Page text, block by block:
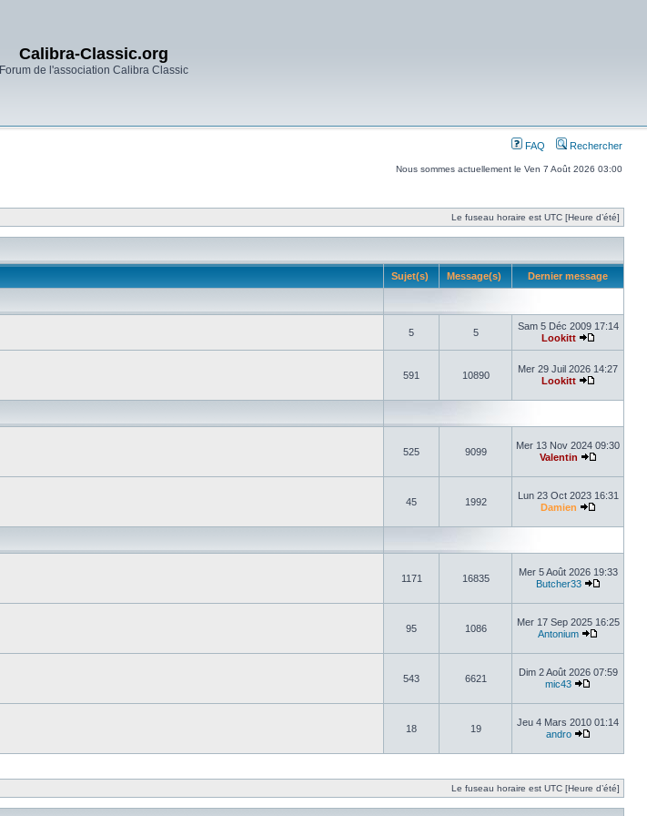
Calibra-Classic.org
Forum de l'association Calibra Classic
FAQ Rechercher
Nous sommes actuellement le Ven 7 Août 2026 03:00
Le fuseau horaire est UTC [Heure d’été]
Sujet(s) Message(s) Dernier message
5 5
Sam 5 Déc 2009 17:14
Lookitt
591 10890
Mer 29 Juil 2026 14:27
Lookitt
525 9099
Mer 13 Nov 2024 09:30
Valentin
45 1992
Lun 23 Oct 2023 16:31
Damien
1171 16835
Mer 5 Août 2026 19:33
Butcher33
95 1086
Mer 17 Sep 2025 16:25
Antonium
543 6621
Dim 2 Août 2026 07:59
mic43
18 19
Jeu 4 Mars 2010 01:14
andro
Le fuseau horaire est UTC [Heure d’été]